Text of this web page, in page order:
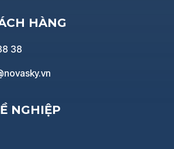
HÀNG
38
NGHIỆP